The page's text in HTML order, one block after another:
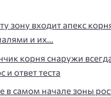
зону входит апекс
и их…
корня снаружи
и ответ теста
в самом начале зоны